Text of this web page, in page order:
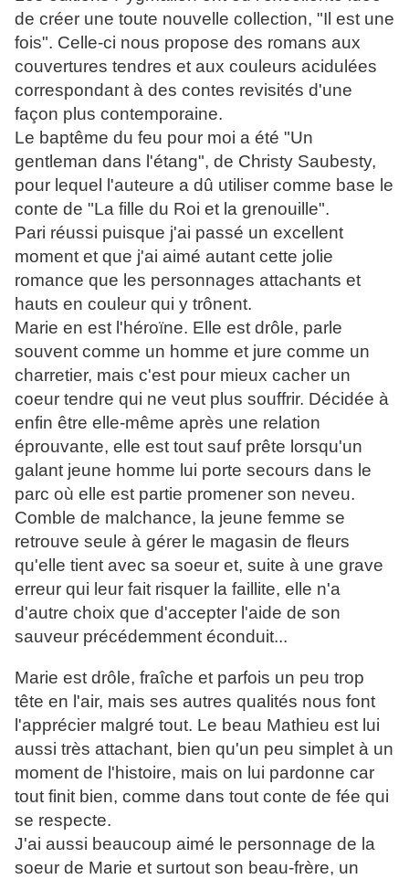
de créer une toute nouvelle collection, "Il est une
fois". Celle-ci nous propose des romans aux
couvertures tendres et aux couleurs acidulées
correspondant à des contes revisités d'une
façon plus contemporaine.
Le baptême du feu pour moi a été "Un
gentleman dans l'étang", de Christy Saubesty,
pour lequel l'auteure a dû utiliser comme base le
conte de "La fille du Roi et la grenouille".
Pari réussi puisque j'ai passé un excellent
moment et que j'ai aimé autant cette jolie
romance que les personnages attachants et
hauts en couleur qui y trônent.
Marie en est l'héroïne. Elle est drôle, parle
souvent comme un homme et jure comme un
charretier, mais c'est pour mieux cacher un
coeur tendre qui ne veut plus souffrir. Décidée à
enfin être elle-même après une relation
éprouvante, elle est tout sauf prête lorsqu'un
galant jeune homme lui porte secours dans le
parc où elle est partie promener son neveu.
Comble de malchance, la jeune femme se
retrouve seule à gérer le magasin de fleurs
qu'elle tient avec sa soeur et, suite à une grave
erreur qui leur fait risquer la faillite, elle n'a
d'autre choix que d'accepter l'aide de son
sauveur précédemment éconduit...
Marie est drôle, fraîche et parfois un peu trop
tête en l'air, mais ses autres qualités nous font
l'apprécier malgré tout. Le beau Mathieu est lui
aussi très attachant, bien qu'un peu simplet à un
moment de l'histoire, mais on lui pardonne car
tout finit bien, comme dans tout conte de fée qui
se respecte.
J'ai aussi beaucoup aimé le personnage de la
soeur de Marie et surtout son beau-frère, un